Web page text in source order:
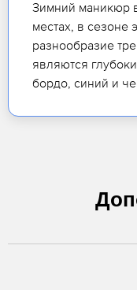
Зимний маникюр
местах, в сезоне
разнообразие
являются
бордо, синий и